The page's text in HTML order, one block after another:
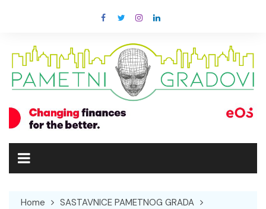
Home
SASTAVNICE PAMETNOG GRADA